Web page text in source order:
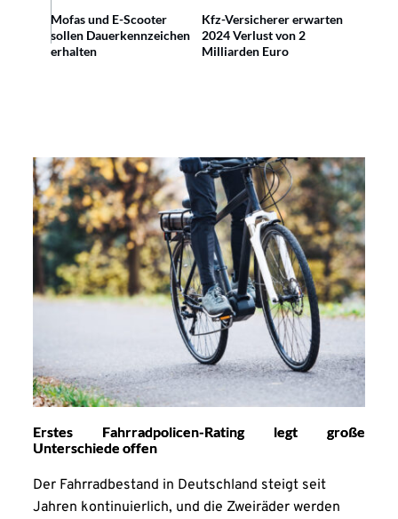
Mofas und E-Scooter
sollen Dauerkennzeichen
erhalten
Kfz-Versicherer erwarten
2024 Verlust von 2
Milliarden Euro
Erstes Fahrradpolicen-Rating legt große
Unterschiede offen
Der Fahrradbestand in Deutschland steigt seit
Jahren kontinuierlich, und die Zweiräder werden